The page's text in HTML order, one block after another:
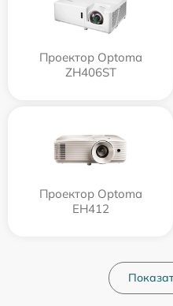
Проектор Optoma
ZH406ST
Проектор Optoma
EH412